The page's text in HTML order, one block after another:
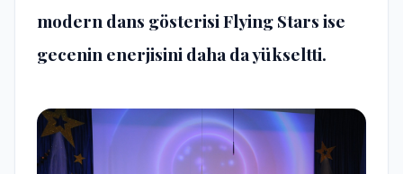
modern dans gösterisi Flying Stars ise
gecenin enerjisini daha da yükseltti.